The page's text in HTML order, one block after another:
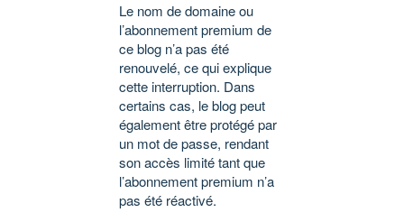
Le nom de domaine ou
l’abonnement premium de
ce blog n’a pas été
renouvelé, ce qui explique
cette interruption. Dans
certains cas, le blog peut
également être protégé par
un mot de passe, rendant
son accès limité tant que
l’abonnement premium n’a
pas été réactivé.